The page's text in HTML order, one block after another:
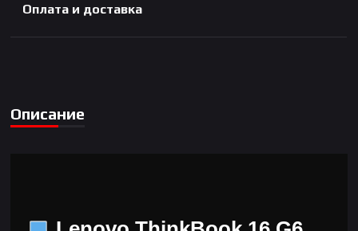
Оплата и доставка
Описание